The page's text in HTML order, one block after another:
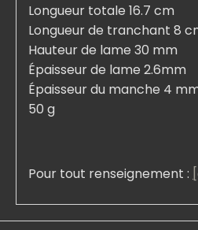
Longueur totale 16.7 cm
Longueur de tranchant 8
Hauteur de lame 30 mm
Épaisseur de lame 2.6mm
Épaisseur du manche 4
50 g
Pour tout renseignement :